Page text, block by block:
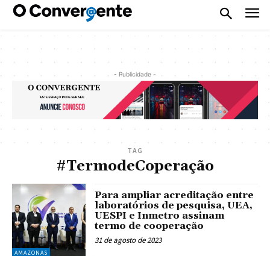
- Publicidade -
TAG
#TermodeCoperação
AMAZONAS
Para ampliar acreditação entre
laboratórios de pesquisa, UEA,
UESPI e Inmetro assinam
termo de cooperação
31 de agosto de 2023